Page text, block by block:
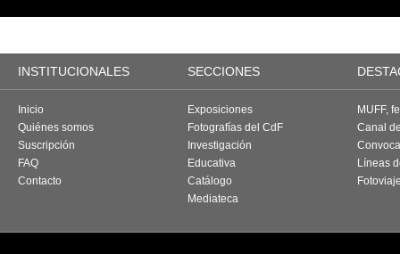
INSTITUCIONALES SECCIONES
Inicio
Quiénes somos
Suscripción
FAQ
Contacto
Exposiciones
Fotografías del CdF
Investigación
Educativa
Catálogo
Mediateca
MUFF,
Canal
Líneas